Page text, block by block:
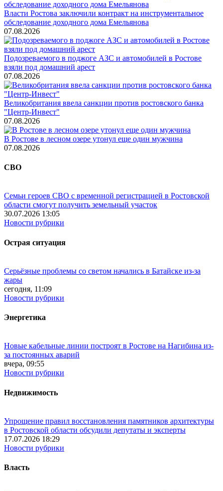
Власти Ростова заключили контракт на инструментальное
обследование доходного дома Емельянова
07.08.2026
Подозреваемого в поджоге АЗС и автомобилей в Ростове
взяли под домашний арест
07.08.2026
Великобритания ввела санкции против ростовского банка
"Центр-Инвест"
07.08.2026
В Ростове в лесном озере утонул еще один мужчина
07.08.2026
СВО
Семьи героев СВО с временной регистрацией в Ростовской
области смогут получить земельный участок
30.07.2026 13:05
Новости рубрики
Острая ситуация
Серьёзные проблемы со светом начались в Батайске из-за
жары
сегодня, 11:09
Новости рубрики
Энергетика
Новые кабельные линии построят в Ростове на Нагибина из-
за постоянных аварий
вчера, 09:55
Новости рубрики
Недвижимость
Упрощение правил восстановления памятников архитектуры
в Ростовской области обсудили депутаты и эксперты
17.07.2026 18:29
Новости рубрики
Власть